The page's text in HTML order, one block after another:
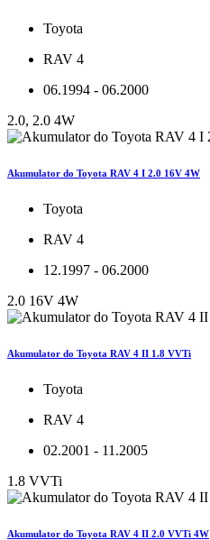
Toyota
RAV 4
06.1994 - 06.2000
2.0, 2.0 4W
Akumulator do Toyota RAV 4 I 2.0 16V 4W
Toyota
RAV 4
12.1997 - 06.2000
2.0 16V 4W
Akumulator do Toyota RAV 4 II 1.8 VVTi
Toyota
RAV 4
02.2001 - 11.2005
1.8 VVTi
Akumulator do Toyota RAV 4 II 2.0 VVTi 4W